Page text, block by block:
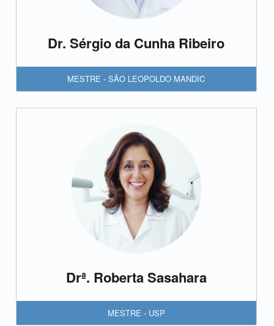
Dr. Sérgio da Cunha Ribeiro
MESTRE - SÃO LEOPOLDO MANDIC
Drª. Roberta Sasahara
MESTRE - USP